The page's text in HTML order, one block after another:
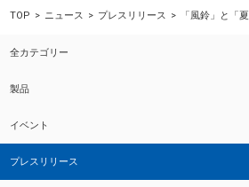
TOP ニュース プレスリリース 「風鈴」と「
全カテゴリー
製品
イベント
プレスリリース